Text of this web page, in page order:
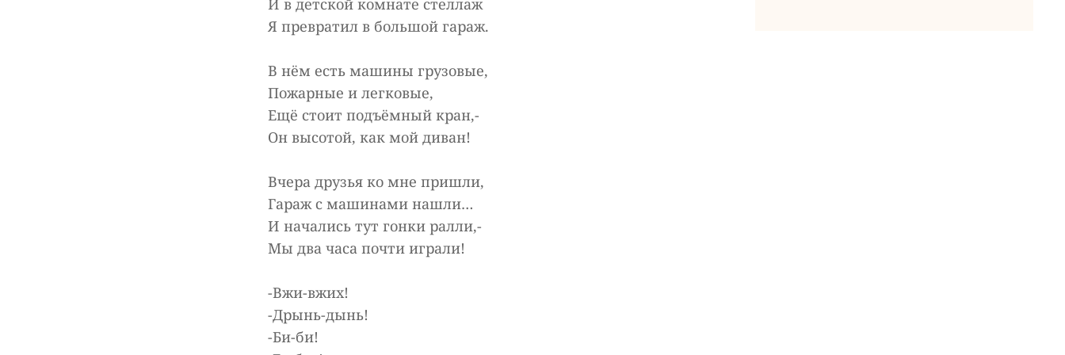
И в детской комнате стеллаж
Я превратил в большой гараж.
В нём есть машины грузовые,
Пожарные и легковые,
Ещё стоит подъёмный кран,-
Он высотой, как мой диван!
Вчера друзья ко мне пришли,
Гараж с машинами нашли…
И начались тут гонки ралли,-
Мы два часа почти играли!
-Вжи-вжих!
-Дрынь-дынь!
-Би-би!